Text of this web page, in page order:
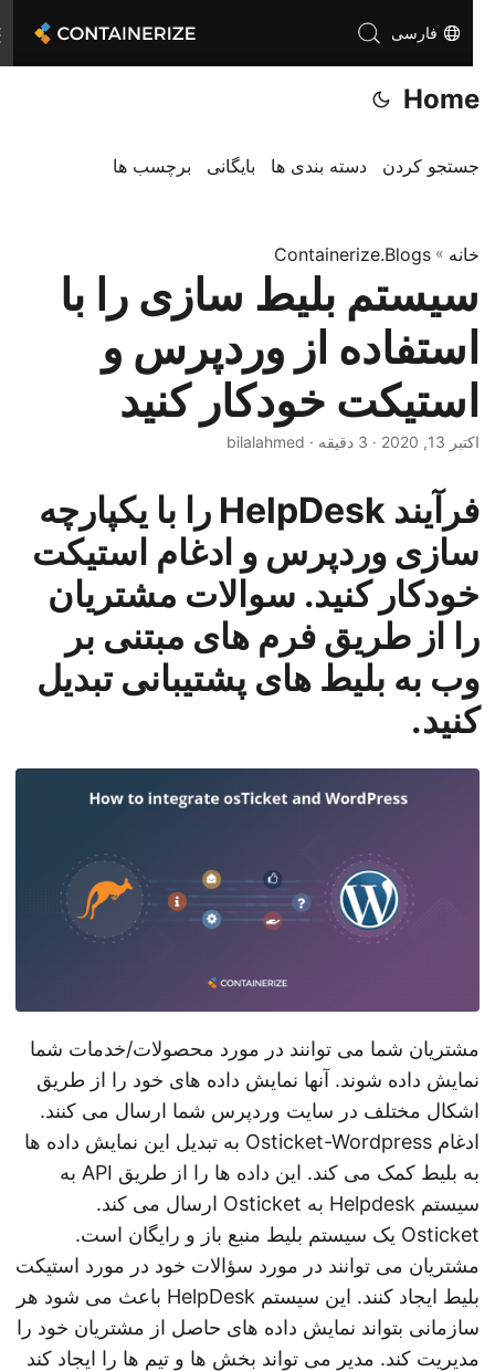
فارسی
Home
جستجو کردن دسته بندی ها بایگانی برچسب ها
خانه»
Containerize.Blogs
سیستم بلیط سازی را با
استفاده از وردپرس و
استیکت خودکار کنید
اکتبر 13, 2020 · 3 دقیقه · bilalahmed
فرآیند HelpDesk را با یکپارچه
سازی وردپرس و ادغام استیکت
خودکار کنید. سوالات مشتریان
را از طریق فرم های مبتنی بر
وب به بلیط های پشتیبانی تبدیل
کنید.
مشتریان شما می توانند در مورد محصولات/خدمات شما
نمایش داده شوند. آنها نمایش داده های خود را از طریق
اشکال مختلف در سایت وردپرس شما ارسال می کنند.
ادغام Osticket-Wordpress به تبدیل این نمایش داده ها
به بلیط کمک می کند. این داده ها را از طریق API به
سیستم Helpdesk به Osticket ارسال می کند.
Osticket یک سیستم بلیط منبع باز و رایگان است.
مشتریان می توانند در مورد سؤالات خود در مورد استیکت
بلیط ایجاد کنند. این سیستم HelpDesk باعث می شود هر
سازمانی بتواند نمایش داده های حاصل از مشتریان خود را
مدیریت کند. مدیر می تواند بخش ها و تیم ها را ایجاد کند